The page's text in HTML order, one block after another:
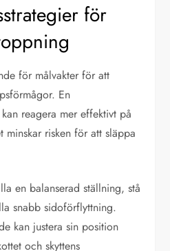
för
för målvakter för att
En
reagera mer effektivt på
minskar risken för att släppa
en balanserad ställning, stå
snabb sidoförflyttning.
kan justera sin position
och skyttens